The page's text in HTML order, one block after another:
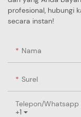
profesional, hubungi
secara instan!
Nama
Surel
+1
Telepon/whatsapp